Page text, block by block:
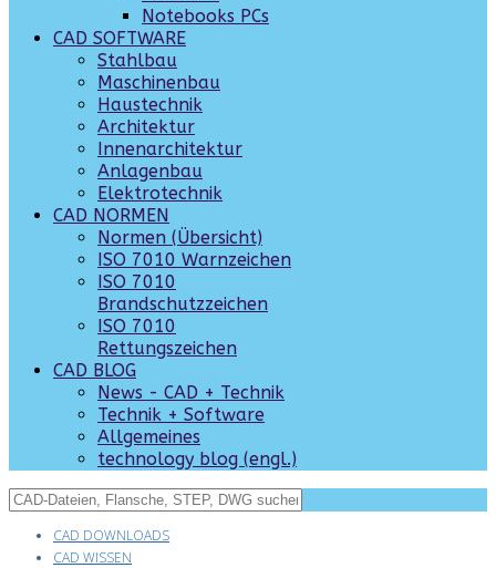
Notebooks PCs
CAD SOFTWARE
Stahlbau
Maschinenbau
Haustechnik
Architektur
Innenarchitektur
Anlagenbau
Elektrotechnik
CAD NORMEN
Normen (Übersicht)
ISO 7010 Warnzeichen
ISO 7010
Brandschutzzeichen
ISO 7010
Rettungszeichen
CAD BLOG
News - CAD + Technik
Technik + Software
Allgemeines
technology blog (engl.)
CAD DOWNLOADS
CAD WISSEN